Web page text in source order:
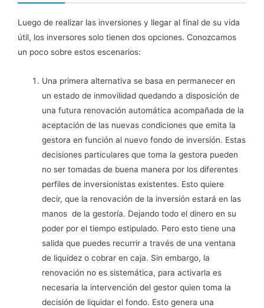
Luego de realizar las inversiones y llegar al final de su vida
útil, los inversores solo tienen dos opciones. Conozcamos
un poco sobre estos escenarios:
Una primera alternativa se basa en permanecer en
un estado de inmovilidad quedando a disposición de
una futura renovación automática acompañada de la
aceptación de las nuevas condiciones que emita la
gestora en función al nuevo fondo de inversión. Estas
decisiones particulares que toma la gestora pueden
no ser tomadas de buena manera por los diferentes
perfiles de inversionistas existentes. Esto quiere
decir, que la renovación de la inversión estará en las
manos de la gestoría. Dejando todo el dinero en su
poder por el tiempo estipulado. Pero esto tiene una
salida que puedes recurrir a través de una ventana
de liquidez o cobrar en caja. Sin embargo, la
renovación no es sistemática, para activarla es
necesaria la intervención del gestor quien toma la
decisión de liquidar el fondo. Esto genera una